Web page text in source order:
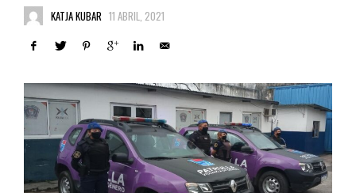
KATJA KUBAR 11 ABRIL, 2021